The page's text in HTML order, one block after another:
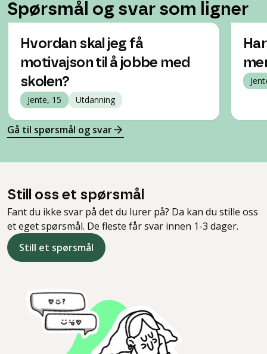
Spørsmål og svar som ligner
Hvordan skal jeg få
motivajson til å jobbe med
skolen?
Jente, 15 Utdanning
Gå til spørsmål og svar
Still oss et spørsmål
Fant du ikke svar på det du lurer på? Da kan du stille oss
et eget spørsmål. De fleste får svar innen 1-3 dager.
Still et spørsmål